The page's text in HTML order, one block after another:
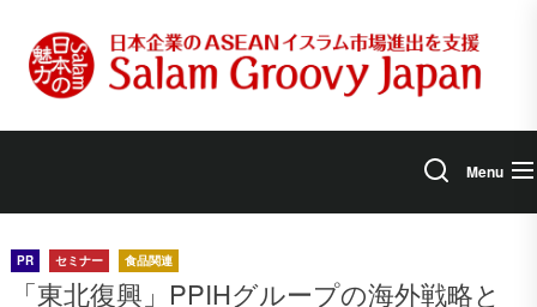
content
Menu
PR セミナー 食品関連
「東北復興」PPIHグループの海外戦略と